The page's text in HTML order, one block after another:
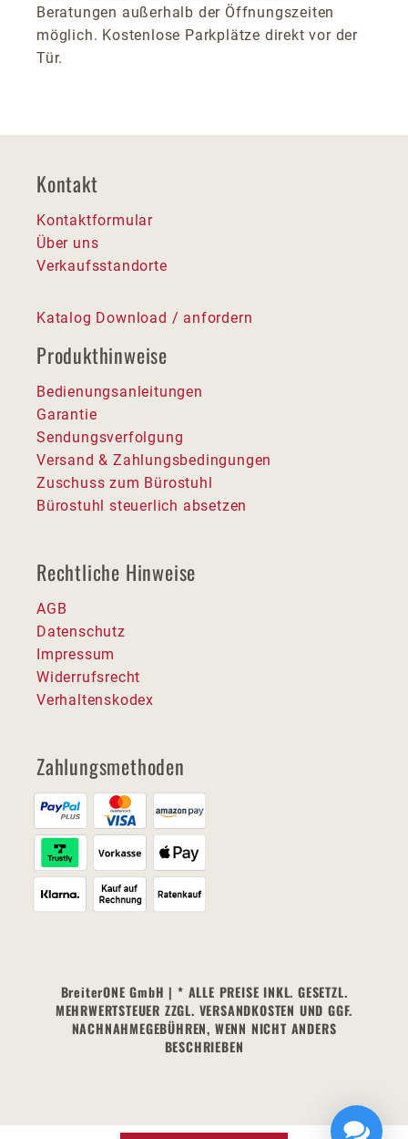
Beratungen außerhalb der Öffnungszeiten
möglich. Kostenlose Parkplätze direkt vor der
Tür.
Kontakt
Kontaktformular
Über uns
Verkaufsstandorte
Katalog Download / anfordern
Produkthinweise
Bedienungsanleitungen
Garantie
Sendungsverfolgung
Versand & Zahlungsbedingungen
Zuschuss zum Bürostuhl
Bürostuhl steuerlich absetzen
Rechtliche Hinweise
AGB
Datenschutz
Impressum
Widerrufsrecht
Verhaltenskodex
Zahlungsmethoden
BreiterONE GmbH | * ALLE PREISE INKL. GESETZL.
MEHRWERTSTEUER ZZGL. VERSANDKOSTEN UND GGF.
NACHNAHMEGEBÜHREN, WENN NICHT ANDERS
BESCHRIEBEN